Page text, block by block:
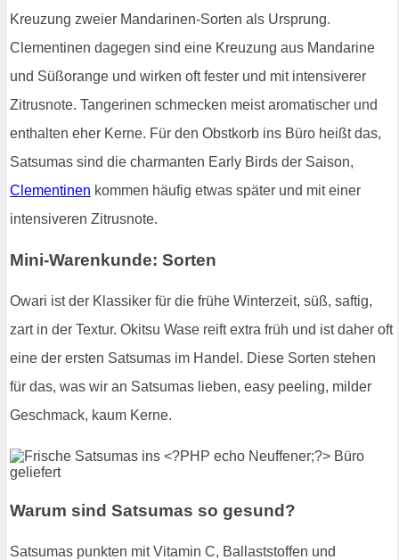
Kreuzung zweier Mandarinen-Sorten als Ursprung.
Clementinen dagegen sind eine Kreuzung aus Mandarine
und Süßorange und wirken oft fester und mit intensiverer
Zitrusnote. Tangerinen schmecken meist aromatischer und
enthalten eher Kerne. Für den Obstkorb ins Büro heißt das,
Satsumas sind die charmanten Early Birds der Saison,
Clementinen kommen häufig etwas später und mit einer
intensiveren Zitrusnote.
Mini-Warenkunde: Sorten
Owari ist der Klassiker für die frühe Winterzeit, süß, saftig,
zart in der Textur. Okitsu Wase reift extra früh und ist daher oft
eine der ersten Satsumas im Handel. Diese Sorten stehen
für das, was wir an Satsumas lieben, easy peeling, milder
Geschmack, kaum Kerne.
Warum sind Satsumas so gesund?
Satsumas punkten mit Vitamin C, Ballaststoffen und